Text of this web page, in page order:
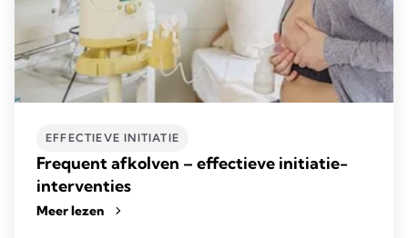
EFFECTIEVE INITIATIE
Frequent afkolven – effectieve initiatie-
interventies
Meer lezen